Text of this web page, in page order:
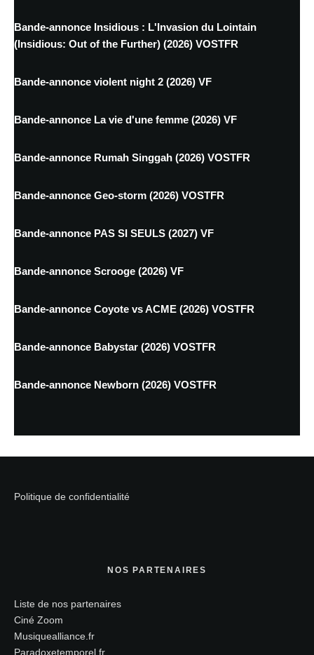
Bande-annonce Insidious : L'Invasion du Lointain
(Insidious: Out of the Further) (2026) VOSTFR
Bande-annonce violent night 2 (2026) VF
Bande-annonce La vie d'une femme (2026) VF
Bande-annonce Rumah Singgah (2026) VOSTFR
Bande-annonce Geo-storm (2026) VOSTFR
Bande-annonce PAS SI SEULS (2027) VF
Bande-annonce Scrooge (2026) VF
Bande-annonce Coyote vs ACME (2026) VOSTFR
Bande-annonce Babystar (2026) VOSTFR
Bande-annonce Newborn (2026) VOSTFR
Politique de confidentialité
NOS PARTENAIRES
Liste de nos partenaires
Ciné Zoom
Musiquealliance.fr
Paradoxetemporel.fr